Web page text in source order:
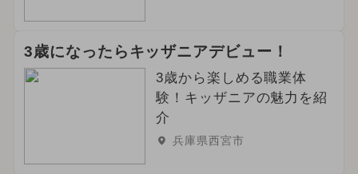
3歳になったらキッザニアデビュー！
3歳から楽しめる職業体
験！キッザニアの魅力を紹
介
兵庫県西宮市